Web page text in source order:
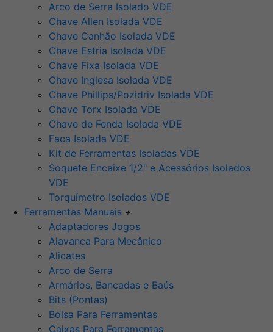
Arco de Serra Isolado VDE
Chave Allen Isolada VDE
Chave Canhão Isolada VDE
Chave Estria Isolada VDE
Chave Fixa Isolada VDE
Chave Inglesa Isolada VDE
Chave Phillips/Pozidriv Isolada VDE
Chave Torx Isolada VDE
Chave de Fenda Isolada VDE
Faca Isolada VDE
Kit de Ferramentas Isoladas VDE
Soquete Encaixe 1/2" e Acessórios Isolados
VDE
Torquímetro Isolados VDE
Ferramentas Manuais +
Adaptadores Jogos
Alavanca Para Mecânico
Alicates
Arco de Serra
Armários, Bancadas e Baús
Bits (Pontas)
Bolsa Para Ferramentas
Caixas Para Ferramentas